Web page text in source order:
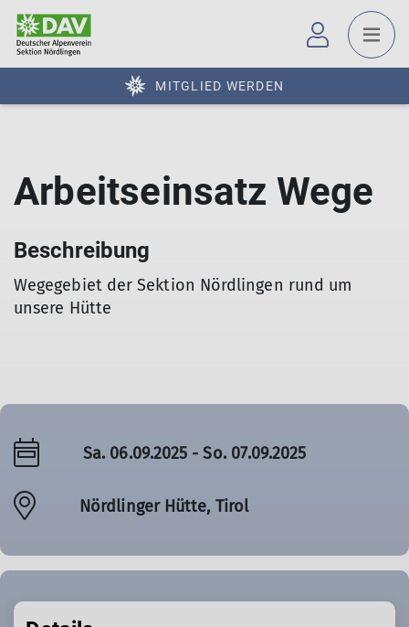
MITGLIED WERDEN
Arbeitseinsatz Wege
Beschreibung
Wegegebiet der Sektion Nördlingen rund um
unsere Hütte
Sa. 06.09.2025 - So. 07.09.2025
Nördlinger Hütte, Tirol